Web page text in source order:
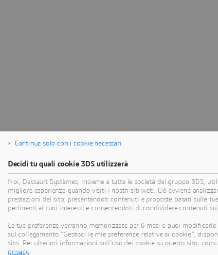
Continua solo con i cookie necessari
Decidi tu quali cookie 3DS utilizzerà
Noi, Dassault Systèmes, insieme a tutte le società del gruppo 3DS,
migliore esperienza quando visiti i nostri siti web. Ciò avviene
prestazioni del sito, presentandoti contenuti e proposte basati sulle
pertinenti ai tuoi interessi e consentendoti di condividere contenuti
Le tue preferenze verranno memorizzate per 6 mesi e puoi
sul collegamento "Gestisci le mie preferenze relative ai cookie",
sito. Per ulteriori informazioni sull'uso dei cookie su questo sito,
privacy.